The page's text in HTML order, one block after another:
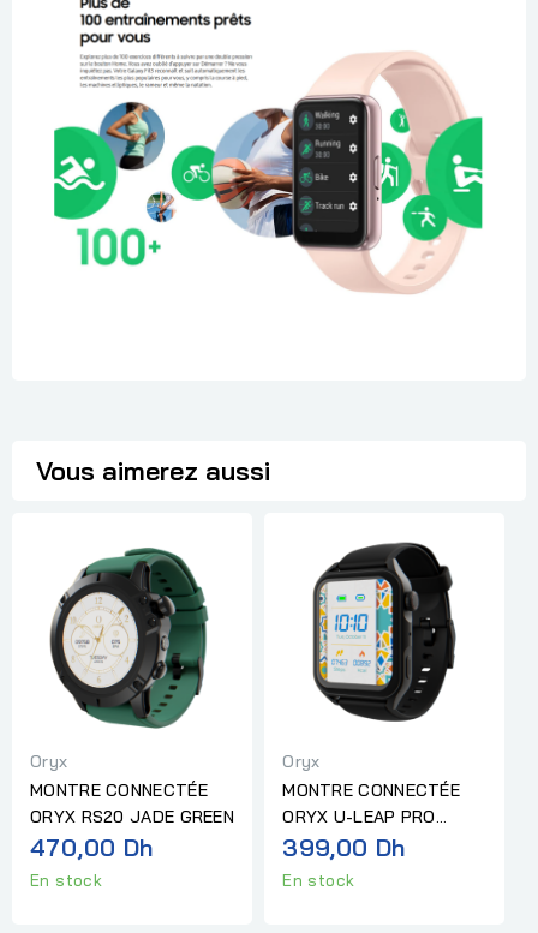
Vous aimerez aussi
Oryx
MONTRE CONNECTÉE
ORYX RS20 JADE GREEN
470,00 Dh
En stock
Oryx
MONTRE CONNECTÉE
ORYX U-LEAP PRO
BLACK-BF-SLC
399,00 Dh
En stock